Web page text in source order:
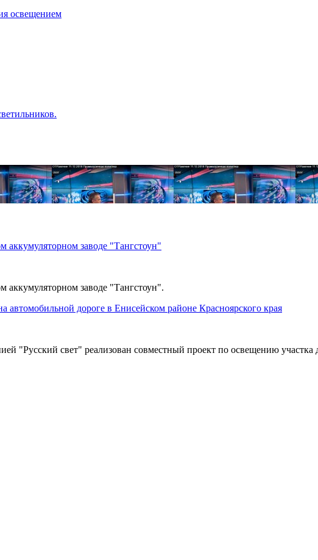
освещением
аккумуляторном заводе "Тангстоун"
аккумуляторном заводе "Тангстоун".
автомобильной дороге в Енисейском районе Красноярского края
"Русский свет" реализован совместный проект по освещению участка